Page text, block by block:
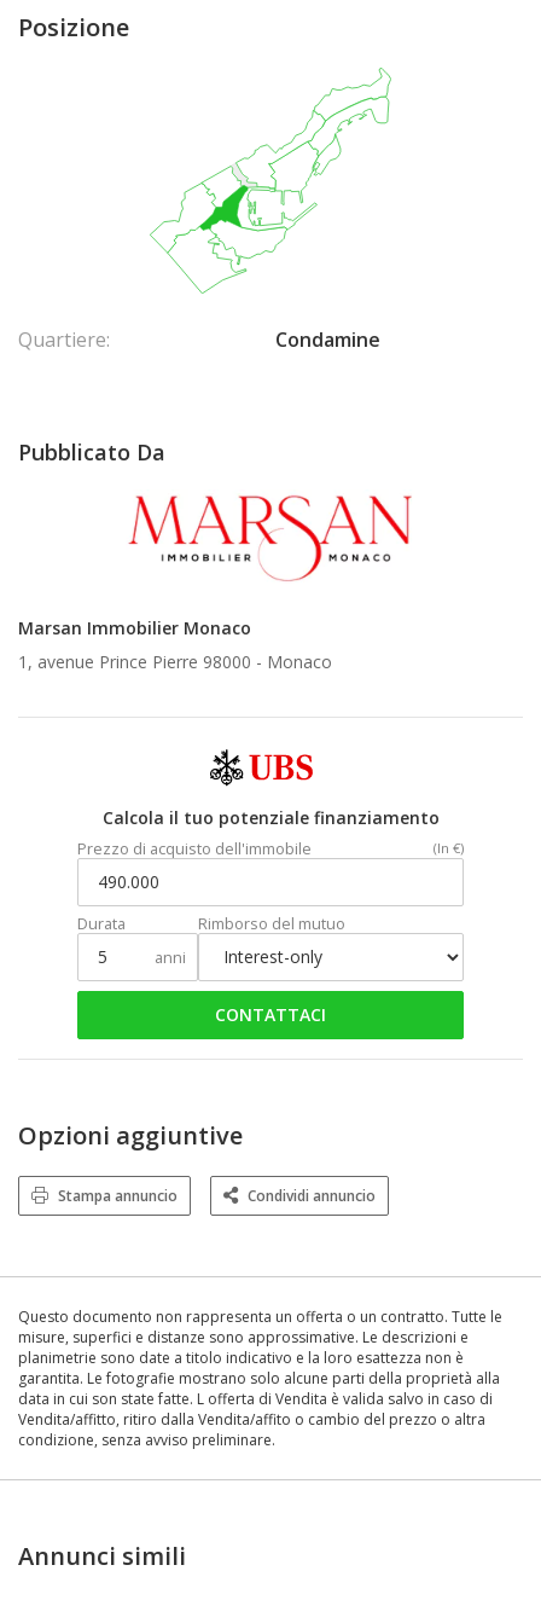
Posizione
Quartiere: Condamine
Pubblicato Da
Marsan Immobilier Monaco
1, avenue Prince Pierre 98000 - Monaco
Calcola il tuo potenziale finanziamento
Prezzo di acquisto dell'immobile (In €)
Durata
anni
Rimborso del mutuo
CONTATTACI
Opzioni aggiuntive
Stampa annuncio Condividi annuncio
Questo documento non rappresenta un offerta o un contratto. Tutte le
misure, superfici e distanze sono approssimative. Le descrizioni e
planimetrie sono date a titolo indicativo e la loro esattezza non è
garantita. Le fotografie mostrano solo alcune parti della proprietà alla
data in cui son state fatte. L offerta di Vendita è valida salvo in caso di
Vendita/affitto, ritiro dalla Vendita/affito o cambio del prezzo o altra
condizione, senza avviso preliminare.
Annunci simili